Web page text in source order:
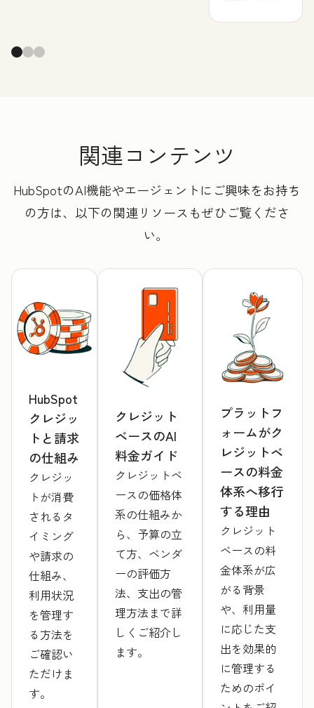
関連コンテンツ
HubSpotのAI機能やエージェントにご興味をお持ち
の方は、以下の関連リソースもぜひご覧くださ
い。
HubSpot
クレジッ
トと請求
の仕組み
クレジッ
トが消費
されるタ
イミング
や請求の
仕組み、
利用状況
を管理す
る方法を
ご確認い
ただけま
す。
クレジット
ベースのAI
料金ガイド
クレジットベ
ースの価格体
系の仕組みか
ら、予算の立
て方、ベンダ
ーの評価方
法、支出の管
理方法まで詳
しくご紹介し
ます。
プラットフ
ォームがク
レジットベ
ースの料金
体系へ移行
する理由
クレジット
ベースの料
金体系が広
がる背景
や、利用量
に応じた支
出を効果的
に管理する
ためのポイ